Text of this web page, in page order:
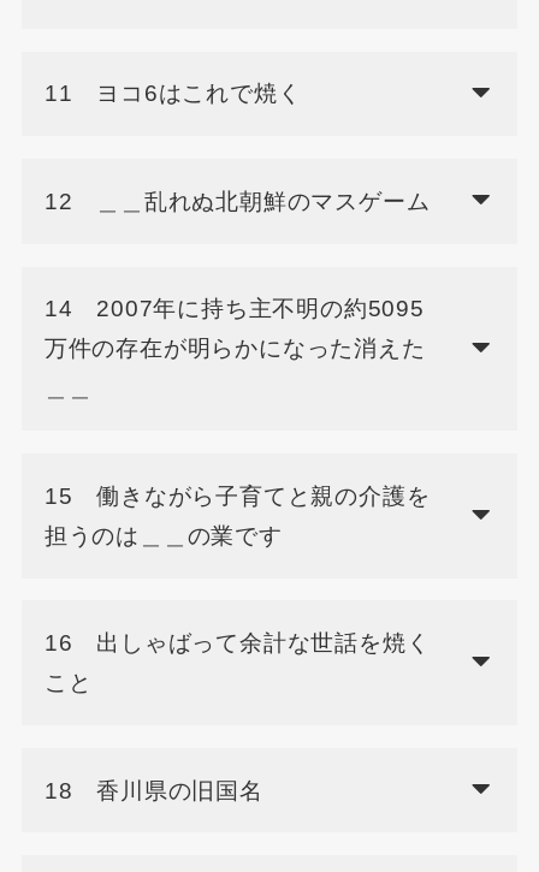
11 ヨコ6はこれで焼く
12 ＿＿乱れぬ北朝鮮のマスゲーム
14 2007年に持ち主不明の約5095
万件の存在が明らかになった消えた
15 働きながら子育てと親の介護を
担うのは＿＿の業です
16 出しゃばって余計な世話を焼く
こと
18 香川県の旧国名